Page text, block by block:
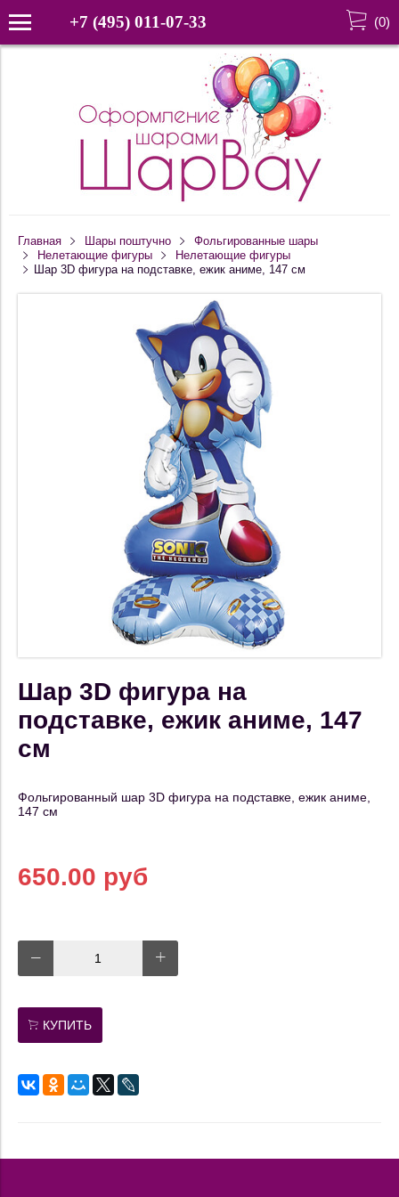
+7 (495) 011-07-33 (0)
Главная Шары поштучно
Фольгированные шары
Нелетающие фигуры
Нелетающие фигуры
Шар 3D фигура на подставке, ежик аниме, 147 см
Шар 3D фигура на
подставке, ежик аниме, 147
см
Фольгированный шар 3D фигура на подставке, ежик аниме,
147 см
650.00 руб
КУПИТЬ